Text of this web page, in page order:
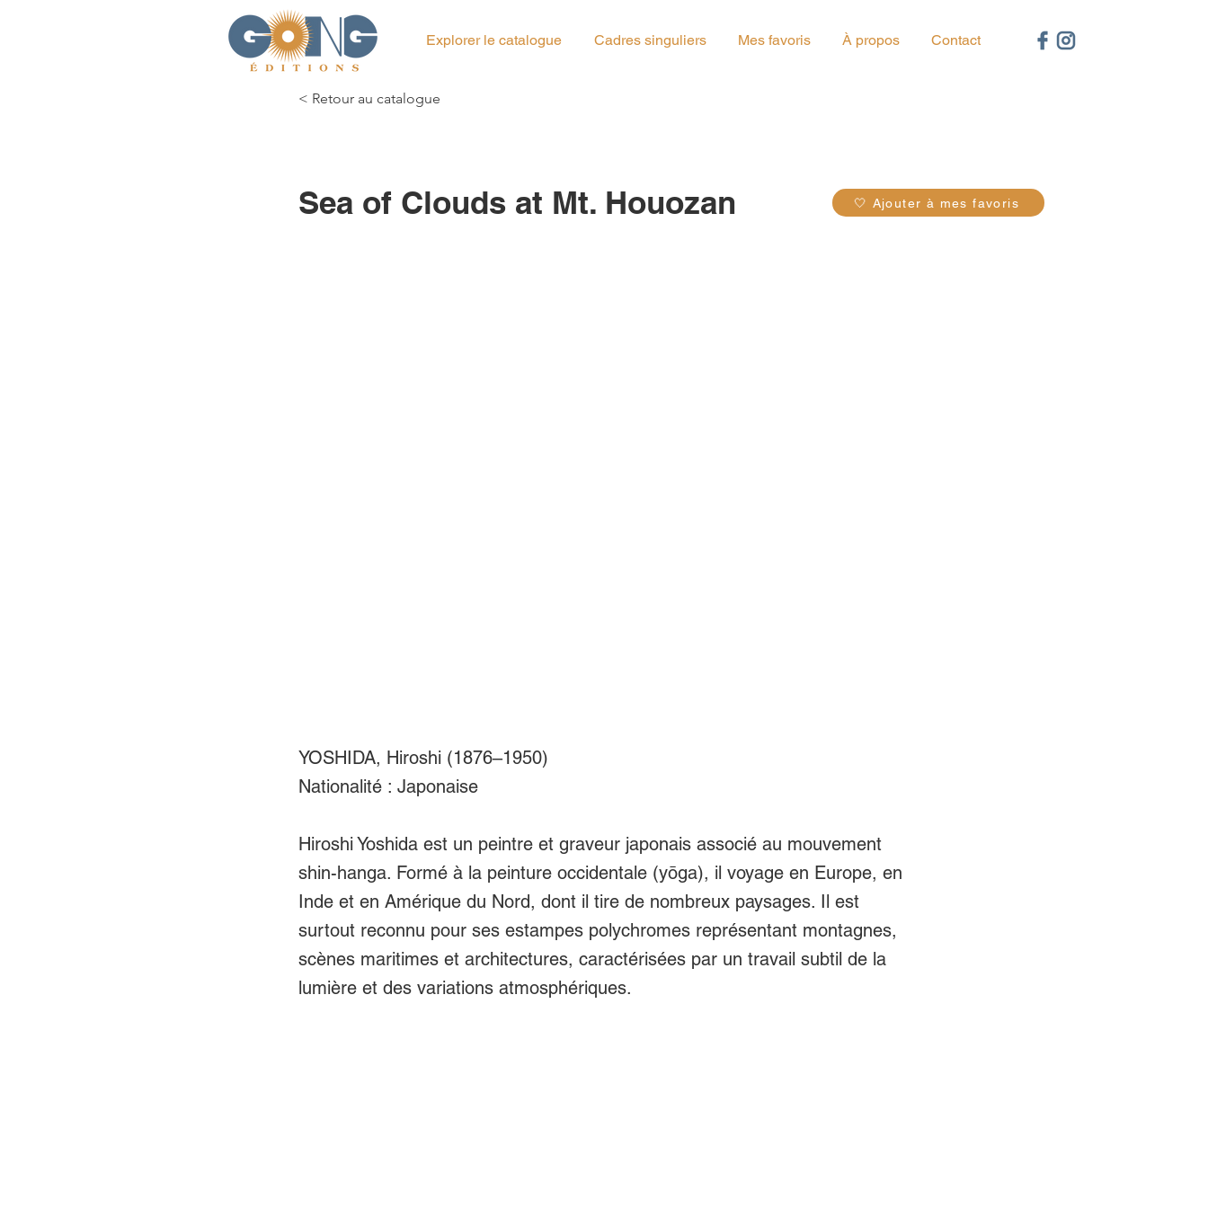
Explorer le catalogue Cadres singuliers Mes favoris À propos Contact
< Retour au catalogue
🤍 Ajouter à mes favoris
Sea of Clouds at Mt. Houozan
YOSHIDA, Hiroshi (1876–1950)
Nationalité : Japonaise
Hiroshi Yoshida est un peintre et graveur japonais associé au mouvement
shin-hanga. Formé à la peinture occidentale (yōga), il voyage en Europe, en
Inde et en Amérique du Nord, dont il tire de nombreux paysages. Il est
surtout reconnu pour ses estampes polychromes représentant montagnes,
scènes maritimes et architectures, caractérisées par un travail subtil de la
lumière et des variations atmosphériques.